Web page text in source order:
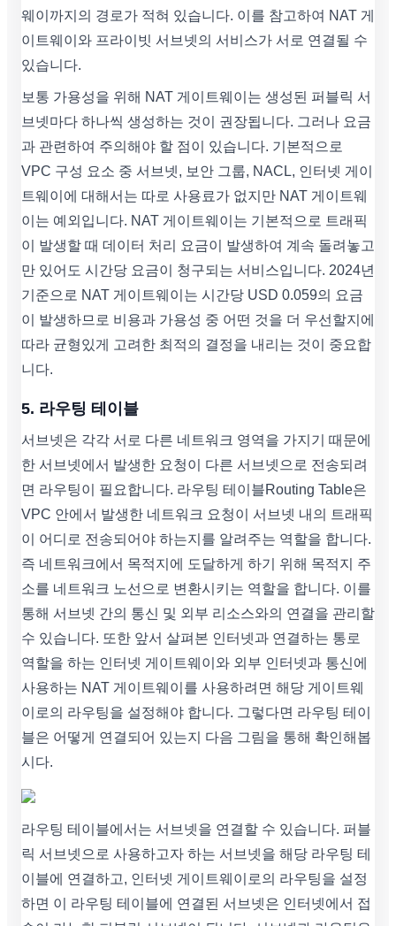
웨이까지의 경로가 적혀 있습니다. 이를 참고하여 NAT 게
이트웨이와 프라이빗 서브넷의 서비스가 서로 연결될 수
있습니다.
보통 가용성을 위해 NAT 게이트웨이는 생성된 퍼블릭 서
브넷마다 하나씩 생성하는 것이 권장됩니다. 그러나 요금
과 관련하여 주의해야 할 점이 있습니다. 기본적으로
VPC 구성 요소 중 서브넷, 보안 그룹, NACL, 인터넷 게이
트웨이에 대해서는 따로 사용료가 없지만 NAT 게이트웨
이는 예외입니다. NAT 게이트웨이는 기본적으로 트래픽
이 발생할 때 데이터 처리 요금이 발생하여 계속 돌려놓고
만 있어도 시간당 요금이 청구되는 서비스입니다. 2024년
기준으로 NAT 게이트웨이는 시간당 USD 0.059의 요금
이 발생하므로 비용과 가용성 중 어떤 것을 더 우선할지에
따라 균형있게 고려한 최적의 결정을 내리는 것이 중요합
니다.
5. 라우팅 테이블
서브넷은 각각 서로 다른 네트워크 영역을 가지기 때문에
한 서브넷에서 발생한 요청이 다른 서브넷으로 전송되려
면 라우팅이 필요합니다. 라우팅 테이블Routing Table은
VPC 안에서 발생한 네트워크 요청이 서브넷 내의 트래픽
이 어디로 전송되어야 하는지를 알려주는 역할을 합니다.
즉 네트워크에서 목적지에 도달하게 하기 위해 목적지 주
소를 네트워크 노선으로 변환시키는 역할을 합니다. 이를
통해 서브넷 간의 통신 및 외부 리소스와의 연결을 관리할
수 있습니다. 또한 앞서 살펴본 인터넷과 연결하는 통로
역할을 하는 인터넷 게이트웨이와 외부 인터넷과 통신에
사용하는 NAT 게이트웨이를 사용하려면 해당 게이트웨
이로의 라우팅을 설정해야 합니다. 그렇다면 라우팅 테이
블은 어떻게 연결되어 있는지 다음 그림을 통해 확인해봅
시다.
라우팅 테이블에서는 서브넷을 연결할 수 있습니다. 퍼블
릭 서브넷으로 사용하고자 하는 서브넷을 해당 라우팅 테
이블에 연결하고, 인터넷 게이트웨이로의 라우팅을 설정
하면 이 라우팅 테이블에 연결된 서브넷은 인터넷에서 접